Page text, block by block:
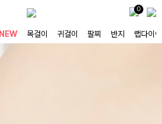
0
NEW 목걸이 귀걸이 팔찌 반지 랩다이아